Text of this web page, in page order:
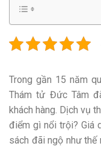
Trong gần 15 năm
Thám tử Đức Tâm
khách hàng. Dịch vụ
điểm gì nổi trội? Giá
sách đãi ngộ như thế